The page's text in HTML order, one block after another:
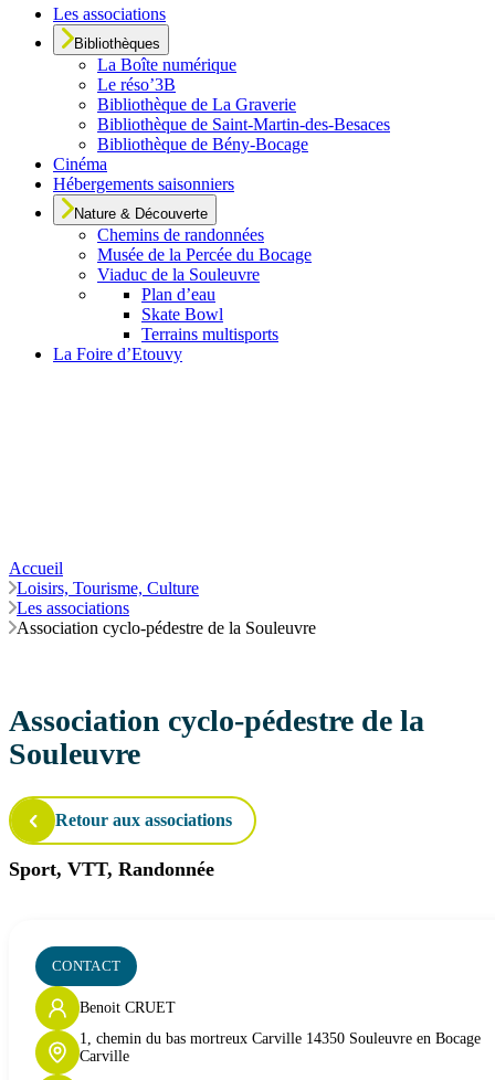
Les associations
Bibliothèques
La Boîte numérique
Le réso’3B
Bibliothèque de La Graverie
Bibliothèque de Saint-Martin-des-Besaces
Bibliothèque de Bény-Bocage
Cinéma
Hébergements saisonniers
Nature & Découverte
Chemins de randonnées
Musée de la Percée du Bocage
Viaduc de la Souleuvre
Plan d’eau
Skate Bowl
Terrains multisports
La Foire d’Etouvy
Accueil
Loisirs, Tourisme, Culture
Les associations
Association cyclo-pédestre de la Souleuvre
Association cyclo-pédestre de la
Souleuvre
Retour aux associations
Sport, VTT, Randonnée
CONTACT
Benoit CRUET
1, chemin du bas mortreux Carville 14350 Souleuvre en Bocage
Carville